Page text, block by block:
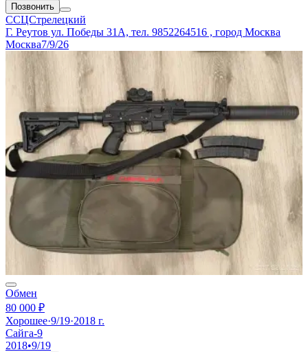
Позвонить
ССЦСтрелецкий
Г. Реутов ул. Победы 31А, тел. 9852264516 , город Москва
Москва7/9/26
Обмен
80 000 ₽
Хорошее·9/19·2018 г.
Сайга-9
2018•9/19